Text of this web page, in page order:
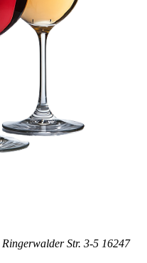
Ringerwalder Str. 3-5 16247